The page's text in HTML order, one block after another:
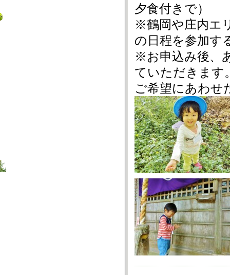
夕食付きで）
※鶴岡や庄内エ
の日程を参加す
※お申込み後、
ていただきます
ご希望にあわせ